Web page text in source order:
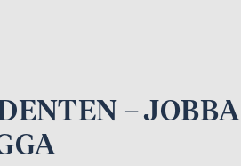
– JOBBA